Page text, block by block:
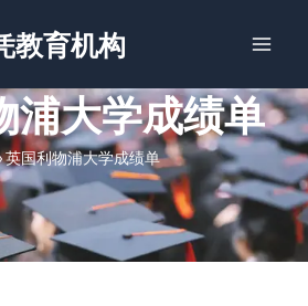
教育机构
浦大学成绩单
英国利物浦大学成绩单